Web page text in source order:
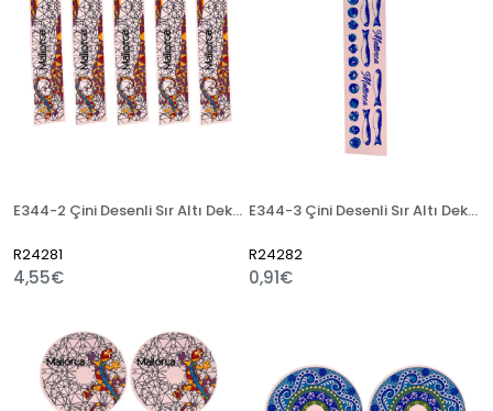
E344-2 Çini Desenli Sır Altı Dekal 3x23 cm
R24281
4,55€
E344-3 Çini Desenli Sır Altı Dekal 3x23 cm
R24282
0,91€